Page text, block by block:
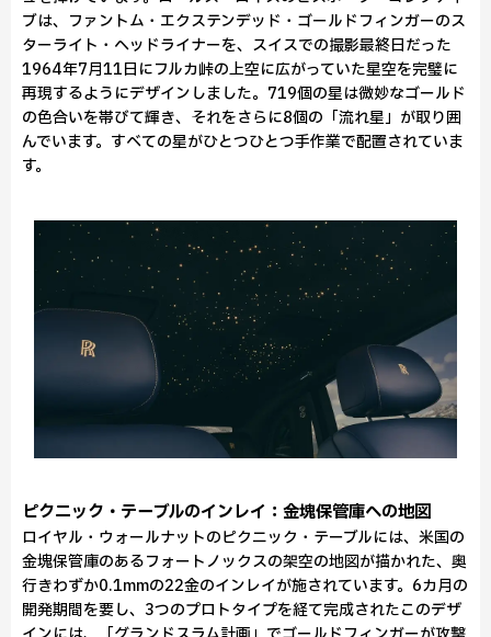
ブは、ファントム・エクステンデッド・ゴールドフィンガーのス
ターライト・ヘッドライナーを、スイスでの撮影最終日だった
1964年7月11日にフルカ峠の上空に広がっていた星空を完璧に
再現するようにデザインしました。719個の星は微妙なゴールド
の色合いを帯びて輝き、それをさらに8個の「流れ星」が取り囲
んでいます。すべての星がひとつひとつ手作業で配置されていま
す。
ピクニック・テーブルのインレイ：金塊保管庫への地図
ロイヤル・ウォールナットのピクニック・テーブルには、米国の
金塊保管庫のあるフォートノックスの架空の地図が描かれた、奥
行きわずか0.1mmの22金のインレイが施されています。6カ月の
開発期間を要し、3つのプロトタイプを経て完成されたこのデザ